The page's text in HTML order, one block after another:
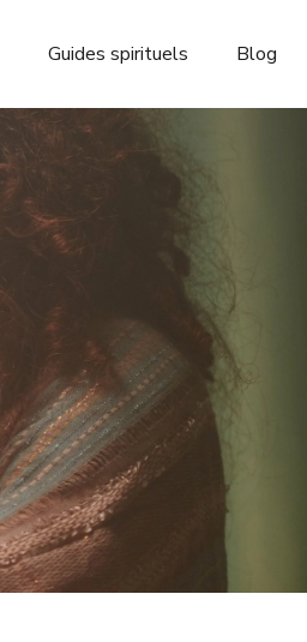
Guides spirituels Blog